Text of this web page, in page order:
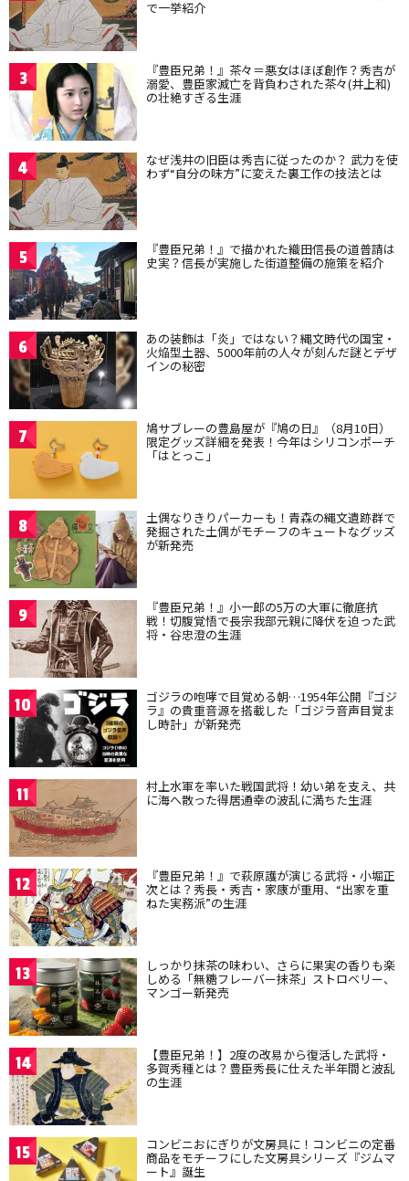
で一挙紹介
3 『豊臣兄弟！』茶々＝悪女はほぼ創作？秀吉が
溺愛、豊臣家滅亡を背負わされた茶々(井上和)
の壮絶すぎる生涯
4 なぜ浅井の旧臣は秀吉に従ったのか？ 武力を使
わず“自分の味方”に変えた裏工作の技法とは
5 『豊臣兄弟！』で描かれた織田信長の道普請は
史実？信長が実施した街道整備の施策を紹介
6 あの装飾は「炎」ではない？縄文時代の国宝・
火焔型土器、5000年前の人々が刻んだ謎とデザ
インの秘密
7 鳩サブレーの豊島屋が『鳩の日』（8月10日）
限定グッズ詳細を発表！今年はシリコンポーチ
「はとっこ」
8 土偶なりきりパーカーも！青森の縄文遺跡群で
発掘された土偶がモチーフのキュートなグッズ
が新発売
9 『豊臣兄弟！』小一郎の5万の大軍に徹底抗
戦！切腹覚悟で長宗我部元親に降伏を迫った武
将・谷忠澄の生涯
10 ゴジラの咆哮で目覚める朝…1954年公開『ゴジ
ラ』の貴重音源を搭載した「ゴジラ音声目覚ま
し時計」が新発売
11 村上水軍を率いた戦国武将！幼い弟を支え、共
に海へ散った得居通幸の波乱に満ちた生涯
12 『豊臣兄弟！』で萩原護が演じる武将・小堀正
次とは？秀長・秀吉・家康が重用、“出家を重
ねた実務派”の生涯
13 しっかり抹茶の味わい、さらに果実の香りも楽
しめる「無糖フレーバー抹茶」ストロベリー、
マンゴー新発売
14 【豊臣兄弟！】2度の改易から復活した武将・
多賀秀種とは？豊臣秀長に仕えた半年間と波乱
の生涯
15 コンビニおにぎりが文房具に！コンビニの定番
商品をモチーフにした文房具シリーズ『ジムマ
ート』誕生